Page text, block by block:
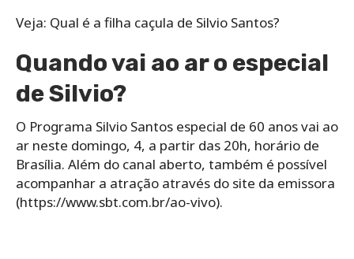
Veja: Qual é a filha caçula de Silvio Santos?
Quando vai ao ar o especial
de Silvio?
O Programa Silvio Santos especial de 60 anos vai ao
ar neste domingo, 4, a partir das 20h, horário de
Brasília. Além do canal aberto, também é possível
acompanhar a atração através do site da emissora
(https://www.sbt.com.br/ao-vivo).